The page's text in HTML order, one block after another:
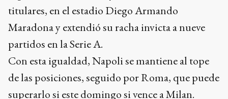
titulares, en el estadio Diego Armando
Maradona y extendió su racha invicta a nueve
partidos en la Serie A.
Con esta igualdad, Napoli se mantiene al tope
de las posiciones, seguido por Roma, que puede
superarlo si este domingo si vence a Milan.